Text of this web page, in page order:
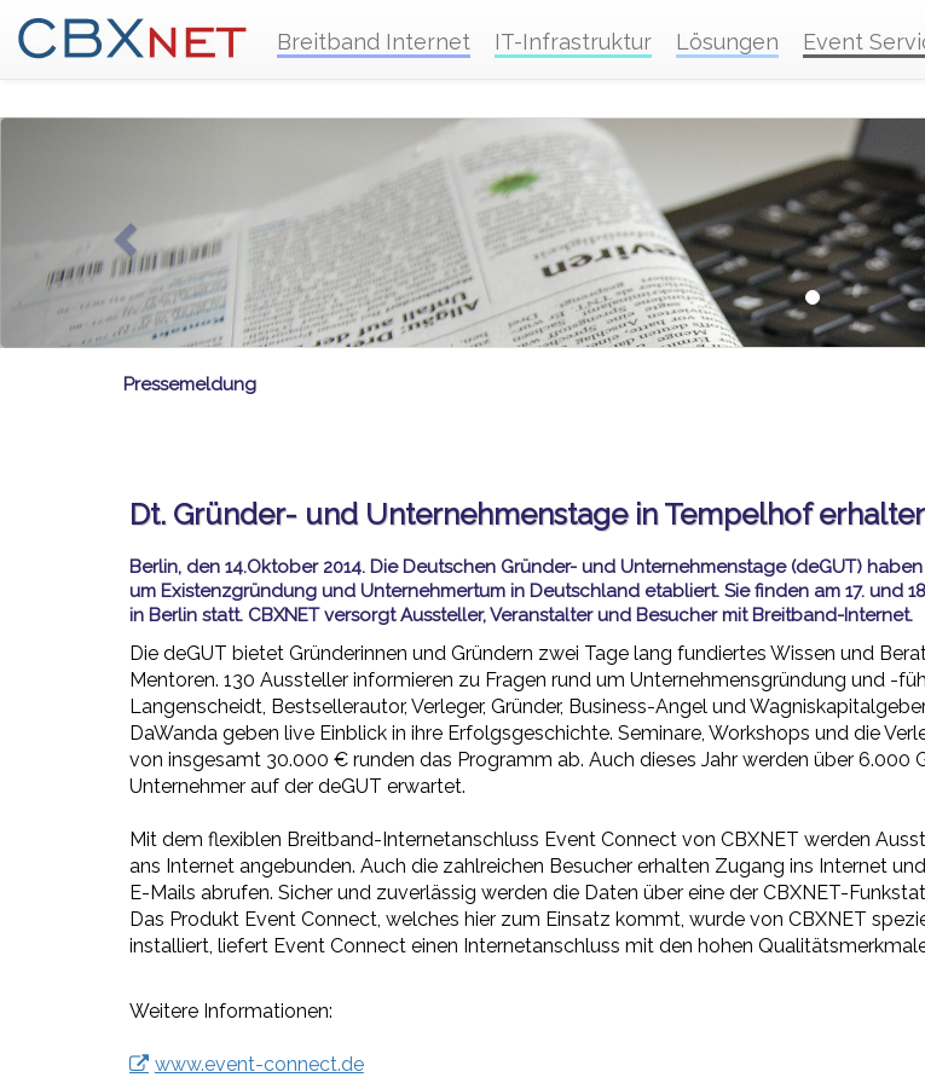
Breitband Internet IT-Infrastruktur Lösungen Event
Pressemeldung
Dt. Gründer- und Unternehmenstage in Tempelhof
Berlin, den 14.Oktober 2014. Die Deutschen Gründer- und Unternehmenstage (deGUT)
um Existenzgründung und Unternehmertum in Deutschland etabliert. Sie finden am 17. und
in Berlin statt. CBXNET versorgt Aussteller, Veranstalter und Besucher mit Breitband-Internet.
Die deGUT bietet Gründerinnen und Gründern zwei Tage lang fundiertes Wissen und
Mentoren. 130 Aussteller informieren zu Fragen rund um Unternehmensgründung und -
Langenscheidt, Bestsellerautor, Verleger, Gründer, Business-Angel und
DaWanda geben live Einblick in ihre Erfolgsgeschichte. Seminare, Workshops und die
von insgesamt 30.000 € runden das Programm ab. Auch dieses Jahr werden über 6.000
Unternehmer auf der deGUT erwartet.
Mit dem flexiblen Breitband-Internetanschluss Event Connect von CBXNET werden
ans Internet angebunden. Auch die zahlreichen Besucher erhalten Zugang ins Internet
E-Mails abrufen. Sicher und zuverlässig werden die Daten über eine der CBXNET-
Das Produkt Event Connect, welches hier zum Einsatz kommt, wurde von CBXNET
installiert, liefert Event Connect einen Internetanschluss mit den hohen
Weitere Informationen:
www.event-connect.de